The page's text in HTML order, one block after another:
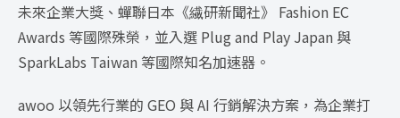
未來企業大獎、蟬聯日本《繊研新聞社》 Fashion EC
Awards 等國際殊榮，並入選 Plug and Play Japan 與
SparkLabs Taiwan 等國際知名加速器。
awoo 以領先行業的 GEO 與 AI 行銷解決方案，為企業打